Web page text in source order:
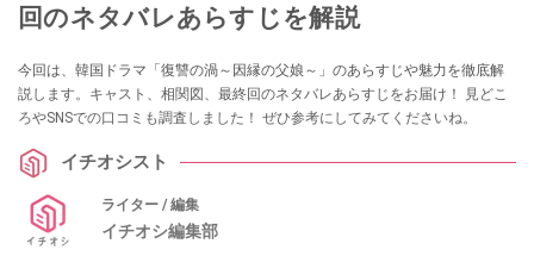
回のネタバレあらすじを解説
今回は、韓国ドラマ「復讐の渦～因縁の父娘～」のあらすじや魅力を徹底解
説します。キャスト、相関図、最終回のネタバレあらすじをお届け！ 見どこ
ろやSNSでの口コミも調査しました！ ぜひ参考にしてみてくださいね。
イチオシスト
ライター / 編集
イチオシ編集部